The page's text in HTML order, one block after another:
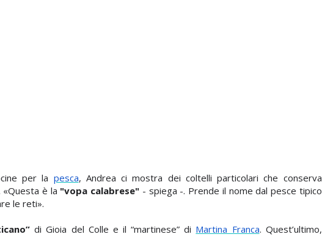
per la pesca, Andrea ci mostra dei coltelli particolari che conserva
. «Questa è la "vopa calabrese" - spiega -. Prende il nome dal pesce tipico
le reti».
di Gioia del Colle e il “martinese” di Martina Franca. Quest’ultimo,